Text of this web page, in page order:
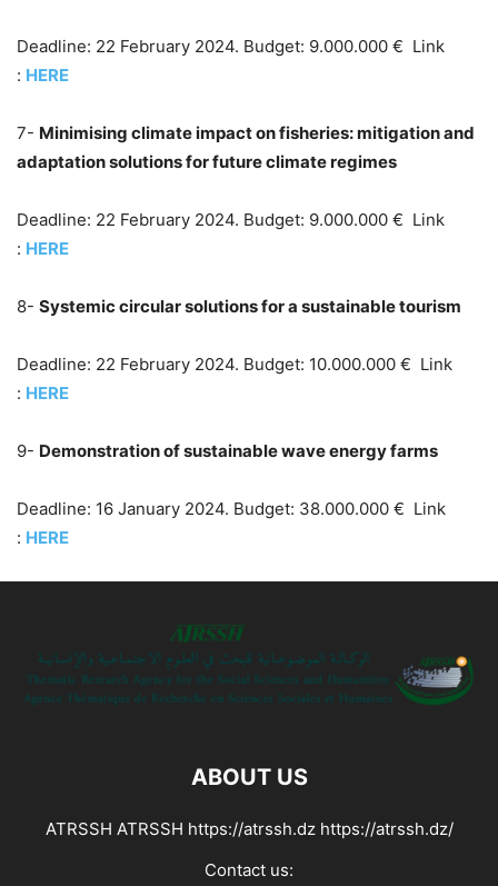
Deadline: 22 February 2024. Budget: 9.000.000 € Link
: HERE
7- Minimising climate impact on fisheries: mitigation and
adaptation solutions for future climate regimes
Deadline: 22 February 2024. Budget: 9.000.000 € Link
: HERE
8- Systemic circular solutions for a sustainable tourism
Deadline: 22 February 2024. Budget: 10.000.000 € Link
: HERE
9- Demonstration of sustainable wave energy farms
Deadline: 16 January 2024. Budget: 38.000.000 € Link
: HERE
ABOUT US
ATRSSH ATRSSH https://atrssh.dz https://atrssh.dz/
Contact us: